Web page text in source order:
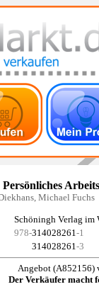
Michael Fuchs
Schöningh Verlag im
978-314028261-1
314028261-3
Angebot (A852156)
Der Verkäufer macht